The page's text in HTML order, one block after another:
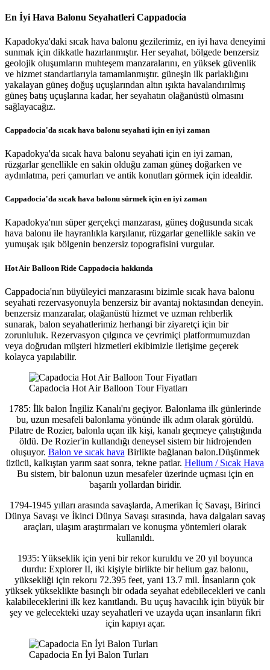
En İyi Hava Balonu Seyahatleri Cappadocia
Kapadokya'daki sıcak hava balonu gezilerimiz, en iyi hava deneyimi
sunmak için dikkatle hazırlanmıştır. Her seyahat, bölgede benzersiz
geolojik oluşumların muhteşem manzaralarını, en yüksek güvenlik
ve hizmet standartlarıyla tamamlanmıştır. güneşin ilk parlaklığını
yakalayan güneş doğuş uçuşlarından altın ışıkta havalandırılmış
güneş batış uçuşlarına kadar, her seyahatın olağanüstü olmasını
sağlayacağız.
Cappadocia'da sıcak hava balonu seyahati için en iyi zaman
Kapadokya'da sıcak hava balonu seyahati için en iyi zaman,
rüzgarlar genellikle en sakin olduğu zaman güneş doğarken ve
aydınlatma, peri çamurları ve antik konutları görmek için idealdir.
Cappadocia'da sıcak hava balonu sürmek için en iyi zaman
Kapadokya'nın süper gerçekçi manzarası, güneş doğusunda sıcak
hava balonu ile hayranlıkla karşılanır, rüzgarlar genellikle sakin ve
yumuşak ışık bölgenin benzersiz topografisini vurgular.
Hot Air Balloon Ride Cappadocia hakkında
Cappadocia'nın büyüleyici manzarasını bizimle sıcak hava balonu
seyahati rezervasyonuyla benzersiz bir avantaj noktasından deneyin.
benzersiz manzaralar, olağanüstü hizmet ve uzman rehberlik
sunarak, balon seyahatlerimiz herhangi bir ziyaretçi için bir
zorunluluk. Rezervasyon çılgınca ve çevrimiçi platformumuzdan
veya doğrudan müşteri hizmetleri ekibimizle iletişime geçerek
kolayca yapılabilir.
Capadocia Hot Air Balloon Tour Fiyatları
1785: İlk balon İngiliz Kanalı'nı geçiyor. Balonlama ilk günlerinde
bu, uzun mesafeli balonlama yönünde ilk adım olarak görüldü.
Pilatre de Rozier, balonla uçan ilk kişi, kanalı geçmeye çalıştığında
öldü. De Rozier'in kullandığı deneysel sistem bir hidrojenden
oluşuyor. Balon ve sıcak hava Birlikte bağlanan balon.Düşünmek
üzücü, kalkıştan yarım saat sonra, tekne patlar. Helium / Sıcak Hava
Bu sistem, bir balonun uzun mesafeler üzerinde uçması için en
başarılı yollardan biridir.
1794-1945 yılları arasında savaşlarda, Amerikan İç Savaşı, Birinci
Dünya Savaşı ve İkinci Dünya Savaşı sırasında, hava dalgaları savaş
araçları, ulaşım araştırmaları ve konuşma yöntemleri olarak
kullanıldı.
1935: Yükseklik için yeni bir rekor kuruldu ve 20 yıl boyunca
durdu: Explorer II, iki kişiyle birlikte bir helium gaz balonu,
yüksekliği için rekoru 72.395 feet, yani 13.7 mil. İnsanların çok
yüksek yükseklikte basınçlı bir odada seyahat edebilecekleri ve canlı
kalabileceklerini ilk kez kanıtlandı. Bu uçuş havacılık için büyük bir
şey ve gelecekteki uzay seyahatleri ve uzayda uçan insanların fikri
için kapıyı açar.
Capadocia En İyi Balon Turları